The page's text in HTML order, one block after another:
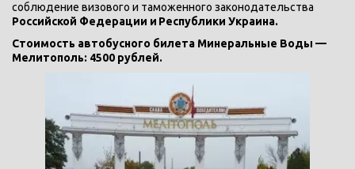
соблюдение визового и таможенного законодательства
Российской Федерации и Республики Украина.
Стоимость автобусного билета Минеральные Воды —
Мелитополь: 4500 рублей.